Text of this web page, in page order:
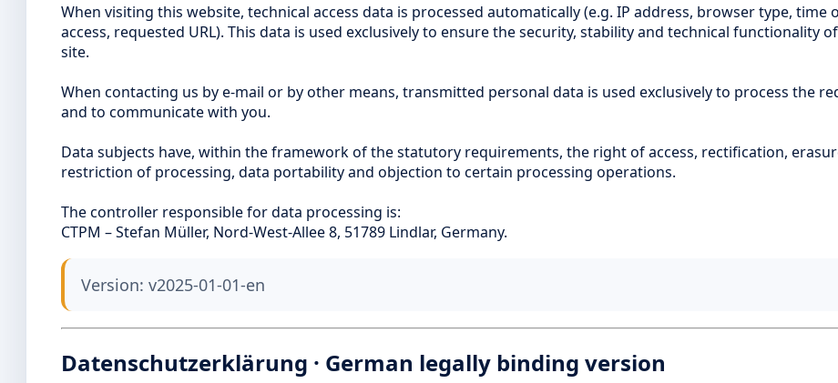
When visiting this website, technical access data is processed automatically (e.g. IP address, browser type, time
access, requested URL). This data is used exclusively to ensure the security, stability and technical functionality
site.
When contacting us by e-mail or by other means, transmitted personal data is used exclusively to process the
and to communicate with you.
Data subjects have, within the framework of the statutory requirements, the right of access, rectification,
restriction of processing, data portability and objection to certain processing operations.
The controller responsible for data processing is:
CTPM – Stefan Müller, Nord-West-Allee 8, 51789 Lindlar, Germany.
Version: v2025-01-01-en
Datenschutzerklärung · German legally binding version